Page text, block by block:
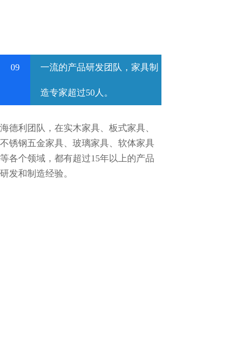
09 一流的产品研发团队，家具制
造专家超过50人。
海德利团队，在实木家具、板式家具、
不锈钢五金家具、玻璃家具、软体家具
等各个领域，都有超过15年以上的产品
研发和制造经验。